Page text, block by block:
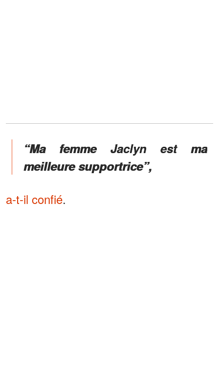
“Ma femme Jaclyn est ma
meilleure supportrice”,
a-t-il confié.